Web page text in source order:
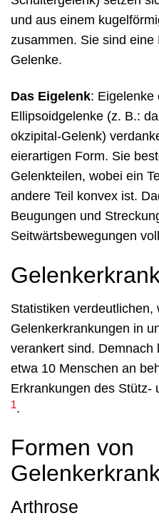
und aus einem
zusammen. Sie sind eine
Gelenke.
Das Eigelenk: Eigelenke
Ellipsoidgelenke (z. B.:
okzipital-Gelenk)
eierartigen Form. Sie
Gelenkteilen, wobei ein
andere Teil konvex ist.
Beugungen und
Seitwärtsbewegungen
Statistiken verdeutlichen,
Gelenkerkrankungen in
verankert sind. Demnach
etwa 10 Menschen an
Erkrankungen des Stütz-
1.
Formen von
Arthrose